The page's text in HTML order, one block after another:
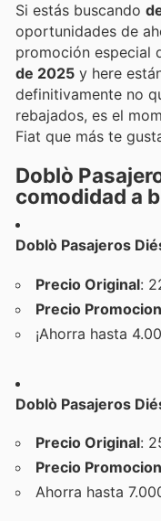
Si estás buscando
oportunidades de
promoción especial
de 2025 y here
definitivamente no
rebajados, es el
Fiat que más te
Doblò
comodidad a
Doblò Pasajeros
Precio Original:
Precio
¡Ahorra hasta
Doblò Pasajeros
Precio Original:
Precio
Ahorra hasta